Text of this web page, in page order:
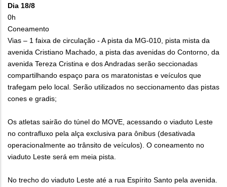
Dia 18/8
0h
Coneamento
Vias – 1 faixa de circulação - A pista da MG-010, pista mista da
avenida Cristiano Machado, a pista das avenidas do Contorno, da
avenida Tereza Cristina e dos Andradas serão seccionadas
compartilhando espaço para os maratonistas e veículos que
trafegam pelo local. Serão utilizados no seccionamento das pistas
cones e gradis;
Os atletas sairão do túnel do MOVE, acessando o viaduto Leste
no contrafluxo pela alça exclusiva para ônibus (desativada
operacionalmente ao trânsito de veículos). O coneamento no
viaduto Leste será em meia pista.
No trecho do viaduto Leste até a rua Espírito Santo pela avenida.